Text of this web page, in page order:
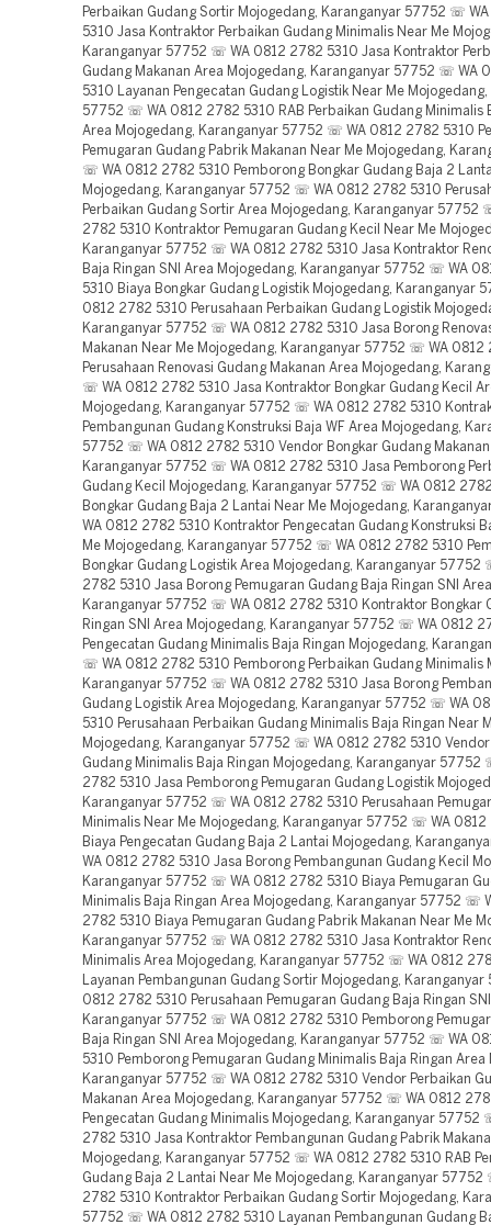
Perbaikan Gudang Sortir Mojogedang, Karanganyar 57752 ☏
5310 Jasa Kontraktor Perbaikan Gudang Minimalis Near Me
Karanganyar 57752 ☏ WA 0812 2782 5310 Jasa Kontraktor
Gudang Makanan Area Mojogedang, Karanganyar 57752 ☏ WA
5310 Layanan Pengecatan Gudang Logistik Near Me
57752 ☏ WA 0812 2782 5310 RAB Perbaikan Gudang Minimalis
Area Mojogedang, Karanganyar 57752 ☏ WA 0812 2782 5310
Pemugaran Gudang Pabrik Makanan Near Me Mojogedang,
☏ WA 0812 2782 5310 Pemborong Bongkar Gudang Baja 2
Mojogedang, Karanganyar 57752 ☏ WA 0812 2782 5310
Perbaikan Gudang Sortir Area Mojogedang, Karanganyar 57752
2782 5310 Kontraktor Pemugaran Gudang Kecil Near Me
Karanganyar 57752 ☏ WA 0812 2782 5310 Jasa Kontraktor
Baja Ringan SNI Area Mojogedang, Karanganyar 57752 ☏ WA
5310 Biaya Bongkar Gudang Logistik Mojogedang, Karanganyar
0812 2782 5310 Perusahaan Perbaikan Gudang Logistik
Karanganyar 57752 ☏ WA 0812 2782 5310 Jasa Borong
Makanan Near Me Mojogedang, Karanganyar 57752 ☏ WA 0812
Perusahaan Renovasi Gudang Makanan Area Mojogedang,
☏ WA 0812 2782 5310 Jasa Kontraktor Bongkar Gudang Kecil
Mojogedang, Karanganyar 57752 ☏ WA 0812 2782 5310
Pembangunan Gudang Konstruksi Baja WF Area Mojogedang,
57752 ☏ WA 0812 2782 5310 Vendor Bongkar Gudang
Karanganyar 57752 ☏ WA 0812 2782 5310 Jasa Pemborong
Gudang Kecil Mojogedang, Karanganyar 57752 ☏ WA 0812
Bongkar Gudang Baja 2 Lantai Near Me Mojogedang,
WA 0812 2782 5310 Kontraktor Pengecatan Gudang Konstruksi
Me Mojogedang, Karanganyar 57752 ☏ WA 0812 2782 5310
Bongkar Gudang Logistik Area Mojogedang, Karanganyar 57752
2782 5310 Jasa Borong Pemugaran Gudang Baja Ringan SNI
Karanganyar 57752 ☏ WA 0812 2782 5310 Kontraktor Bongkar
Ringan SNI Area Mojogedang, Karanganyar 57752 ☏ WA 0812
Pengecatan Gudang Minimalis Baja Ringan Mojogedang,
☏ WA 0812 2782 5310 Pemborong Perbaikan Gudang Minimalis
Karanganyar 57752 ☏ WA 0812 2782 5310 Jasa Borong
Gudang Logistik Area Mojogedang, Karanganyar 57752 ☏ WA
5310 Perusahaan Perbaikan Gudang Minimalis Baja Ringan Near
Mojogedang, Karanganyar 57752 ☏ WA 0812 2782 5310 Vendor
Gudang Minimalis Baja Ringan Mojogedang, Karanganyar 57752
2782 5310 Jasa Pemborong Pemugaran Gudang Logistik
Karanganyar 57752 ☏ WA 0812 2782 5310 Perusahaan
Minimalis Near Me Mojogedang, Karanganyar 57752 ☏ WA
Biaya Pengecatan Gudang Baja 2 Lantai Mojogedang,
WA 0812 2782 5310 Jasa Borong Pembangunan Gudang Kecil
Karanganyar 57752 ☏ WA 0812 2782 5310 Biaya Pemugaran
Minimalis Baja Ringan Area Mojogedang, Karanganyar 57752 ☏
2782 5310 Biaya Pemugaran Gudang Pabrik Makanan Near Me
Karanganyar 57752 ☏ WA 0812 2782 5310 Jasa Kontraktor
Minimalis Area Mojogedang, Karanganyar 57752 ☏ WA 0812
Layanan Pembangunan Gudang Sortir Mojogedang,
0812 2782 5310 Perusahaan Pemugaran Gudang Baja Ringan
Karanganyar 57752 ☏ WA 0812 2782 5310 Pemborong
Baja Ringan SNI Area Mojogedang, Karanganyar 57752 ☏ WA
5310 Pemborong Pemugaran Gudang Minimalis Baja Ringan Area
Karanganyar 57752 ☏ WA 0812 2782 5310 Vendor Perbaikan
Makanan Area Mojogedang, Karanganyar 57752 ☏ WA 0812
Pengecatan Gudang Minimalis Mojogedang, Karanganyar 57752
2782 5310 Jasa Kontraktor Pembangunan Gudang Pabrik
Mojogedang, Karanganyar 57752 ☏ WA 0812 2782 5310 RAB
Gudang Baja 2 Lantai Near Me Mojogedang, Karanganyar
2782 5310 Kontraktor Perbaikan Gudang Sortir Mojogedang,
57752 ☏ WA 0812 2782 5310 Layanan Pembangunan Gudang